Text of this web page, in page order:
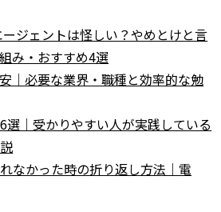
ージェントは怪しい？やめとけと言
み・おすすめ4選
｜必要な業界・職種と効率的な勉
選｜受かりやすい人が実践している
なかった時の折り返し方法｜電